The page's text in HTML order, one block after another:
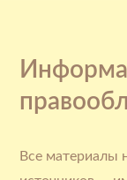
Все материалы